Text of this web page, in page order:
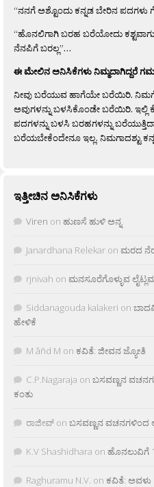
“ನನಗೆ ಅಶ್ಟೊಂದು ಕನ್ನಡ ಬೇರಿನ ಪದಗಳು
“ಹೊನಲಿಗಾಗಿ ಬರಹ ಬರೆಯೋದು
ನೆನಪಿಗೆ ಬರಲ್ಲ”…
ಈ ಮೇಲಿನ ಅನಿಸಿಕೆಗಳು ನಿಮ್ಮದಾಗಿದ್ದರೆ
ನೀವು ಬರೆಯುವ ಹಾಗೆಯೇ ಬರೆಯಿರಿ.
ಅವುಗಳನ್ನು ಬಳಸಿಕೊಂಡೇ ಬರೆಯಿರಿ. ಇಲ್ಲಿ
ಪದಗಳನ್ನು ಬಳಸಿ ಬರಹಗಳನ್ನು
ಬರೆಯಬೇಕೆಂದೇನೂ ಇಲ್ಲ. ನಿಮಗಾದಶ್ಟು
ಇತ್ತೀಚಿನ ಅನಿಸಿಕೆಗಳು
Viren on ಹುಣಸೆ ಹುಳಿ ಅನ್ನ
Janardhana Relekar on ಮರದ
rjnivah on ಮನಸೂರೆಗೊಳ್ಳುವ
Siddanagouda kalakeri on
ಹೇಳಿಕೆ
M âñd M on ಕವಿತೆ: ಜೀವನ ಜ್ಯೋತಿ
C.P.Nagaraja on ಬಸವಣ್ಣನ
ಕಂತು
ರಾಜೀವ್ on ಬಸವಣ್ಣನ ವಚನಗಳಿಂದ
K.V Shashidhara on ಹೊನಲುವಿಗೆ
Raghuramu N.V. on ಕವಿತೆ: ಅವಳು